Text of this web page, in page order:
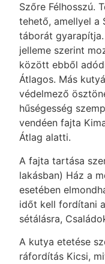
Szőre Félhosszú.
tehető, amellyel a
táborát
jelleme szerint
között ebből
Átlagos. Más
védelmező
hűségesség
vendéen fajta
Átlag alatti.
A fajta tartása
lakásban) Ház a
esetében
időt kell fordítani
sétálásra,
A kutya etetése
ráfordítás Kicsi,